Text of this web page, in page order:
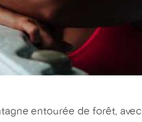
entourée de forêt,